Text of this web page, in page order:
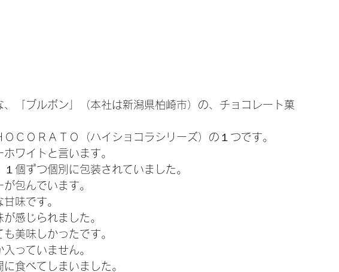
「ブルボン」（本社は新潟県柏崎市）の、チョコレート菓
ＣＯＲＡＴＯ（ハイショコラシリーズ）の１つです。
ワイトと言います。
個ずつ個別に包装されていました。
包んでいます。
味です。
感じられました。
美味しかったです。
っていません。
食べてしまいました。